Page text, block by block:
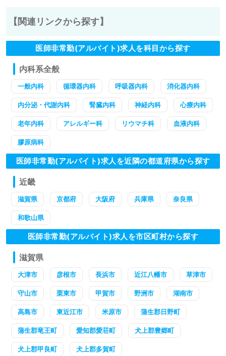
【関連リンクから探す】
医師非常勤(アルバイト)求人を科目から探す
内科系全般
一般内科 循環器内科 呼吸器内科 消化器内科
内分泌・代謝内科 腎臓内科 神経内科 心療内科
老年内科 アレルギー科 リウマチ科 血液内科
膠原病科
医師非常勤(アルバイト)求人を近隣の都道府県から探す
近畿
滋賀県 京都府 大阪府 兵庫県 奈良県
和歌山県
医師非常勤(アルバイト)求人を市区町村から探す
滋賀県
大津市 彦根市 長浜市 近江八幡市 草津市
守山市 栗東市 甲賀市 野洲市 湖南市
高島市 東近江市 米原市 蒲生郡日野町
蒲生郡竜王町 愛知郡愛荘町 犬上郡豊郷町
犬上郡甲良町 犬上郡多賀町